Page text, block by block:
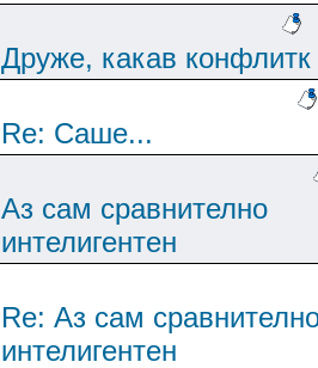
Друже, какав конфлитк
Re: Саше...
Аз сам сравнително
интелигентен
Re: Аз сам
интелигентен